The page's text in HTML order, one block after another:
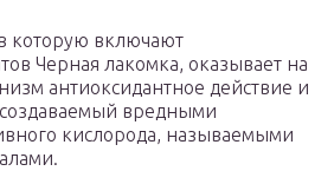
которую включают
Черная лакомка, оказывает на
антиоксидантное действие и
вредными
кислорода, называемыми